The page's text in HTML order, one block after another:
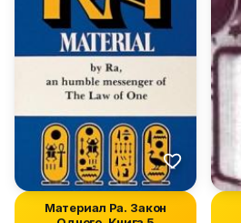
Материал Ра. Закон